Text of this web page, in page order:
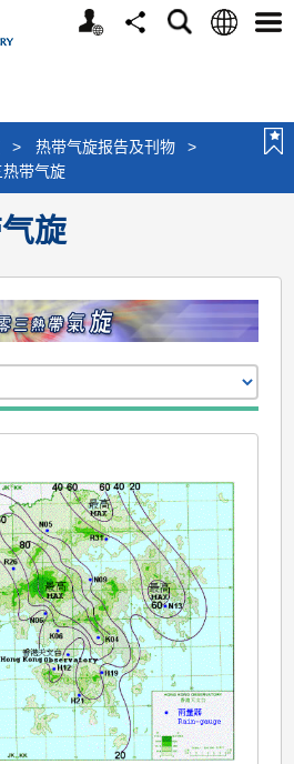
个
分
搜
语
选
> 热带气旋报告及刊物
>
热带气旋
旋